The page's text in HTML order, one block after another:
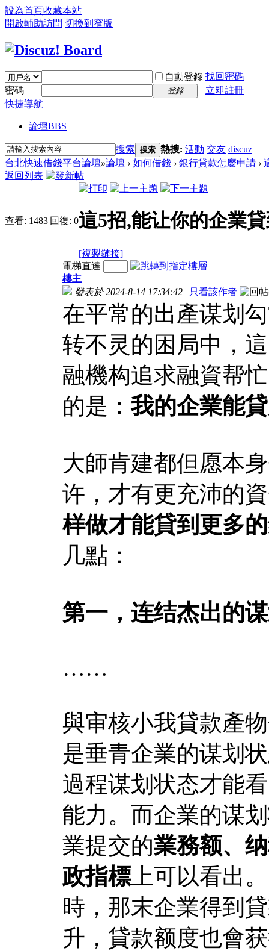
設為首頁收藏本站
開啟輔助訪問 切換到窄版
自動登錄 找回密碼
密碼
登錄
立即註冊
快捷導航
論壇BBS
搜索 搜索 熱搜: 活動 交友 discuz
台北快速借錢平台論壇»論壇 › 如何借錢 › 銀行貸款怎麼申請 ›
返回列表
查看: 1483|回復: 0這5招,能让你的企業
[複製鏈接]
電梯直達
樓主
發表於 2024-8-14 17:34:42 | 只看該作者
在平常的出產谋划
转不灵的困局中，
融機构追求融資帮
的是： 我的企業能
大師肯建都但愿本
许，才有更充沛的
样做才能貸到更多
几點：
第一，连结杰出的
……
與审核小我貸款產
是垂青企業的谋划
過程谋划状态才能
能力。而企業的谋
業提交的業務额、
政指標上可以看出
時，那末企業得到
升，貸款额度也會